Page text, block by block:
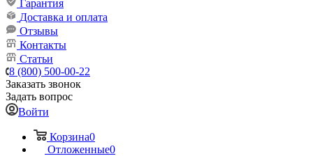
Гарантия
Доставка и оплата
Отзывы
Контакты
Статьи
8 (800) 500-00-22
Заказать звонок
Задать вопрос
Войти
Корзина0
Отложенные0